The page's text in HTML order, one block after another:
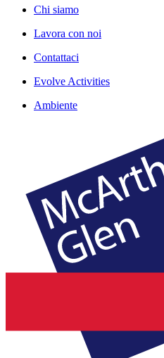
Chi siamo
Lavora con noi
Contattaci
Evolve Activities
Ambiente